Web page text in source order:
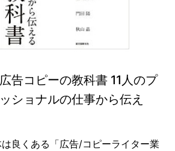
告コピーの教科書 11人のプ
ショナルの仕事から伝え
良くある「広告/コピーライター業